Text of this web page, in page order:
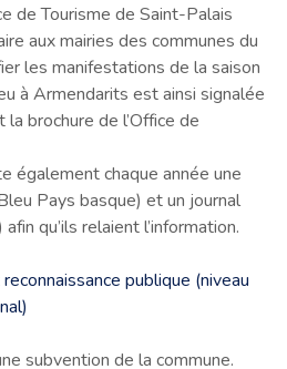
de Tourisme de Saint-Palais
aux mairies des communes du
les manifestations de la saison
à Armendarits est ainsi signalée
brochure de l’Office de
également chaque année une
Pays basque) et un journal
qu’ils relaient l’information.
publique (niveau
subvention de la commune.